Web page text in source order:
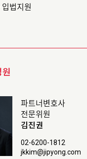
법지원
파트너변호사
전문위원
김진권
02-6200-1812
jkkim@jipyong.com